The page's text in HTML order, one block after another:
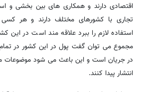
اقتصادی دارند و همکاری های بین بخشی و
تجاری با کشورهای مختلف دارند و هر
استفاده لازم را ببرد علاقه مند است در این
مجموع می توان گفت پول در این کشور در تمام
در جریان است و این باعث می شود موضوعات
انتشار پیدا کنند.